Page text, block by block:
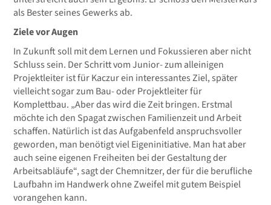
als Bester seines Gewerks ab.
Ziele vor Augen
In Zukunft soll mit dem Lernen und Fokussieren aber nicht
Schluss sein. Der Schritt vom Junior- zum alleinigen
Projektleiter ist für Kaczur ein interessantes Ziel, später
vielleicht sogar zum Bau- oder Projektleiter für
Komplettbau. „Aber das wird die Zeit bringen. Erstmal
möchte ich den Spagat zwischen Familienzeit und Arbeit
schaffen. Natürlich ist das Aufgabenfeld anspruchsvoller
geworden, man benötigt viel Eigeninitiative. Man hat aber
auch seine eigenen Freiheiten bei der Gestaltung der
Arbeitsabläufe“, sagt der Chemnitzer, der für die berufliche
Laufbahn im Handwerk ohne Zweifel mit gutem Beispiel
vorangehen kann.